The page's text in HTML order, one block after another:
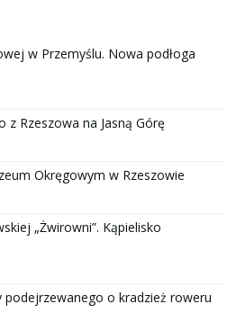
w Przemyślu. Nowa podłoga
z Rzeszowa na Jasną Górę
Okręgowym w Rzeszowie
„Żwirowni”. Kąpielisko
podejrzewanego o kradzież roweru